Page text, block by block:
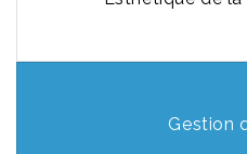
Gestion